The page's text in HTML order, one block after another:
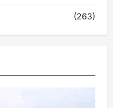
(263)